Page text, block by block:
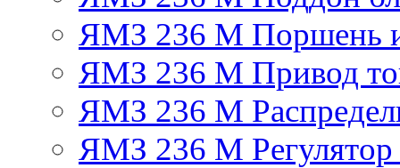
ЯМЗ 236 М Поршень
ЯМЗ 236 М Привод
ЯМЗ 236 М
ЯМЗ 236 М Регулятор